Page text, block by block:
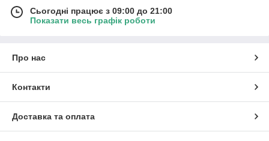
Сьогодні працює з 09:00 до 21:00
Показати весь графік роботи
Про нас
Контакти
Доставка та оплата